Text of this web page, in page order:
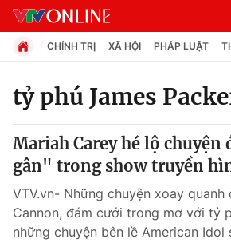
Chuyên mục
Chính trị
Xã hội
CHÍNH TRỊ XÃ HỘI PHÁP LUẬT
tỷ phú James
Mariah Carey hé lộ
gân" trong show truyền
VTV.vn- Những chuyện xoay
Cannon, đám cưới trong mơ với tỷ
những chuyện bên lề American Idol